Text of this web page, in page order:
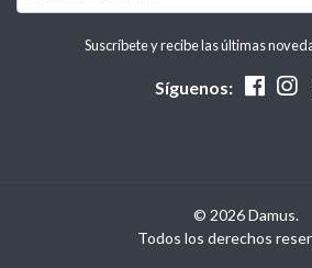
Suscríbete y recibe las últimas
Síguenos:
© 2026 Damus.
Todos los derechos